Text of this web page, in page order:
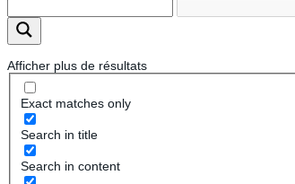
Afficher plus de résultats
Exact matches only
Search in title
Search in content